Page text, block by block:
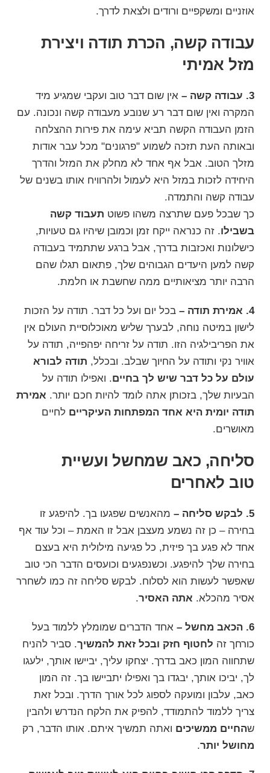
אוזניים ומשקפיים ורודים ולצאת לדרך.
עבודה קשה, הכרת תודה ויצירת
מזל אמיתי
3. עבודה קשה –
אין שום דבר טוב ועקבי שמגיע מיד
המקרה ואין שום דבר רע שנובע מעבודה קשה ונכונה. עם
הזמן העבודה הקשה תביא עימה את פירות ההצלחה
ובאותה העת תזכה לשמוע "פרגונים" מכל עבר אודות
מזלך הטוב. אבל אף אחד לא מחלק את המזל והדרך
היחידה לזכות במזל היא לעמול ולהרוויח אותו בשנים של
עבודה קשה והתמדה.
כך שבכל פעם שתרצה משהו פשוט תעבוד קשה
בשבילו. זה כנראה ייקח זמן וכמובן שיהיו גם טעויות,
כישלונות ואכזבות בדרך, אבל ברגע שתתמיד בעבודה
קשה למען היעדים הגבוהים שלך, פתאום תגלו שהם
הרבה יותר מציאותיים ממה שחשבת או חלמת.
4. אמירת תודה –
בכל יום ועל כל דבר. תודה על הזכות
לישון במיטה נוחה, לבערך שליש מאוכלוסיית העולם אין
את הפריבילגיה הזו. תודה על זריחה יפהפייה, תודה על
אוויר נקי ותודה על החיוך שבלב. ובכלל, תודה לבורא
עולם על כל דבר שיש לך בחיים. ואפילו תודה על
הבעיות שלך, בזכותן אתה לומד להיות חכם יותר. אמירת
תודה יומית היא אחד המפתחות העיקריים לחיים
מאושרים.
סליחה, כאב שמחשל ועשיית
טוב לאחרים
5. לבקש סליחה –
מהאנשים שפגעו בך. להיפגע זו
בחירה – כן זה נשמע מעצבן אבל זו האמת – וכל עוד אף
אחד לא פגע בך פיזית, כל פגיעה מילולית היא בעצם
בחירה שלך להיפגע. וכשנפגעים וכועסים הדבר הכי טוב
שאפשר לעשות הוא לסלוח. לבקש סליחה זה כמו לשחרר
אסיר מהכלא. אתה האסיר.
6. הכאב מחשל –
אחד הדברים שמומלץ ללמוד בעל
כורחך זה לחטוף חזק ובכל זאת להמשיך. סביר להניח
שתחווה המון כאב בדרך. יצחקו עליך, יביישו אותך, ילעגו
לך, יביכו אותך, יבגדו בך ואפילו יתביישו בך. זה המון
כאב, עלבון ומועקה לספוג לכל אורך הדרך. ובכל זאת
צריך ללמוד להתמודד, להפיק את הלקח הנדרש ולהבין
שהחיים ממשיכים ואתה תמשיך איתם. אותו הדבר, רק
מחושל יותר.